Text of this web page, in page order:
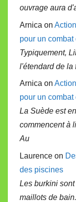
ouvrage aura
Arnica on
pour un combat
Typiquement,
l'étendard de la
Arnica on
pour un combat
La Suède est
commencent à
Au
Laurence on
des piscines
Les burkini
maillots de